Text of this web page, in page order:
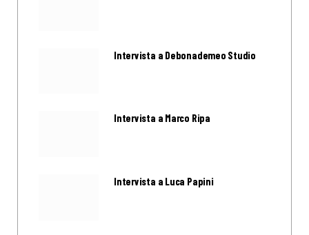
Intervista a Debonademeo Studio
Intervista a Marco Ripa
Intervista a Luca Papini